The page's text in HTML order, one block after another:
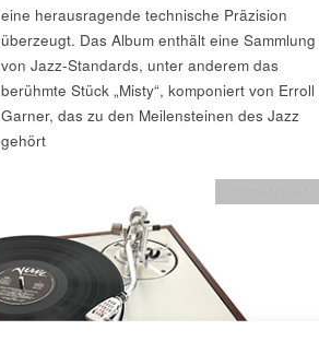
eine herausragende technische Präzision
überzeugt. Das Album enthält eine Sammlung
von Jazz-Standards, unter anderem das
berühmte Stück „Misty“, komponiert von Erroll
Garner, das zu den Meilensteinen des Jazz
gehört